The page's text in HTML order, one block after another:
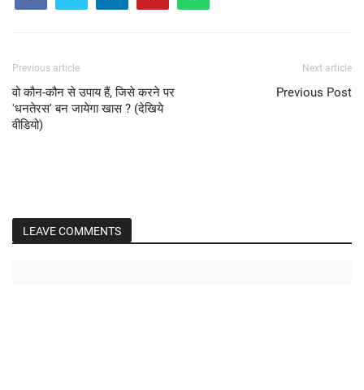
Previous article
वो कौन-कौन से उपाय हैं, जिसे करने पर
'धनतेरस' बन जायेगा खास ? (देखिये
वीडियो)
Next article
Previous Post
LEAVE COMMENTS